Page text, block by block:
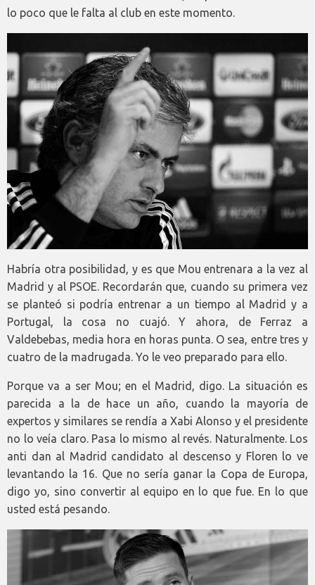
lo poco que le falta al club en este momento.
Habría otra posibilidad, y es que Mou entrenara a la vez al
Madrid y al PSOE. Recordarán que, cuando su primera vez
se planteó si podría entrenar a un tiempo al Madrid y a
Portugal, la cosa no cuajó. Y ahora, de Ferraz a
Valdebebas, media hora en horas punta. O sea, entre tres y
cuatro de la madrugada. Yo le veo preparado para ello.
Porque va a ser Mou; en el Madrid, digo. La situación es
parecida a la de hace un año, cuando la mayoría de
expertos y similares se rendía a Xabi Alonso y el presidente
no lo veía claro. Pasa lo mismo al revés. Naturalmente. Los
anti dan al Madrid candidato al descenso y Floren lo ve
levantando la 16. Que no sería ganar la Copa de Europa,
digo yo, sino convertir al equipo en lo que fue. En lo que
usted está pesando.